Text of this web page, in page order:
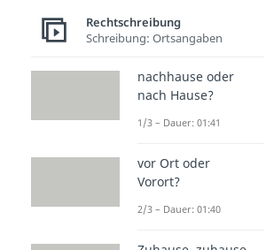
Rechtschreibung
Schreibung: Ortsangaben
nachhause oder
nach Hause?
1/3 – Dauer: 01:41
vor Ort oder
Vorort?
2/3 – Dauer: 01:40